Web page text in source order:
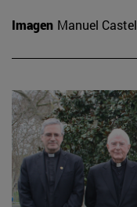
Imagen Manuel